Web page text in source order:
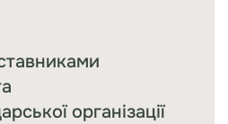
організації